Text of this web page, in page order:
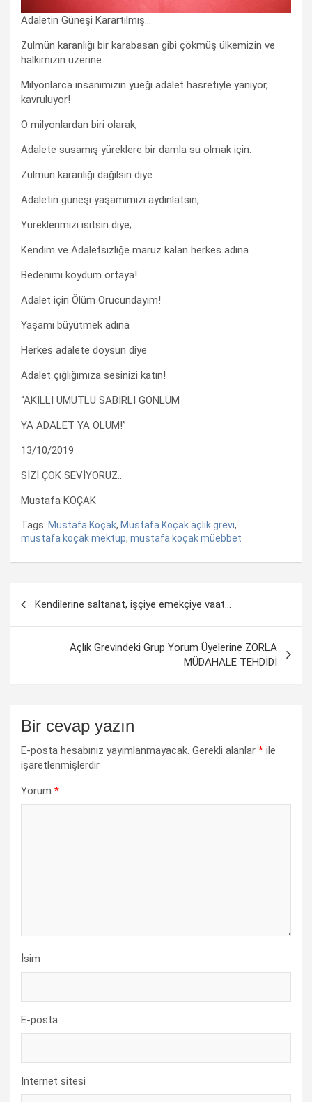
Adaletin Güneşi Karartılmış…
Zulmün karanlığı bir karabasan gibi çökmüş ülkemizin ve
halkımızın üzerine…
Milyonlarca insanımızın yüeği adalet hasretiyle yanıyor,
kavruluyor!
O milyonlardan biri olarak;
Adalete susamış yüreklere bir damla su olmak için:
Zulmün karanlığı dağılsın diye:
Adaletin güneşi yaşamımızı aydınlatsın,
Yüreklerimizi ısıtsın diye;
Kendim ve Adaletsizliğe maruz kalan herkes adına
Bedenimi koydum ortaya!
Adalet için Ölüm Orucundayım!
Yaşamı büyütmek adına
Herkes adalete doysun diye
Adalet çığlığımıza sesinizi katın!
“AKILLI UMUTLU SABIRLI GÖNLÜM
YA ADALET YA ÖLÜM!”
13/10/2019
SİZİ ÇOK SEVİYORUZ…
Mustafa KOÇAK
Tags: Mustafa Koçak, Mustafa Koçak açlık grevi,
mustafa koçak mektup, mustafa koçak müebbet
Kendilerine saltanat, işçiye emekçiye vaat…
Açlık Grevindeki Grup Yorum Üyelerine ZORLA
MÜDAHALE TEHDİDİ
Bir cevap yazın
E-posta hesabınız yayımlanmayacak. Gerekli alanlar * ile
işaretlenmişlerdir
Yorum *
İsim
E-posta
İnternet sitesi